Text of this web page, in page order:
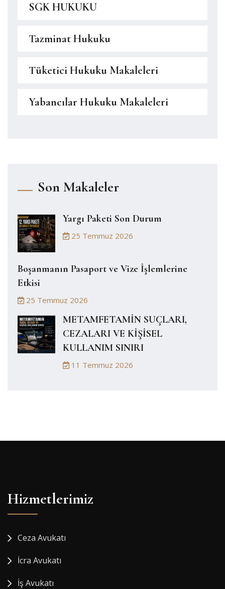
SGK HUKUKU
Tazminat Hukuku
Tüketici Hukuku Makaleleri
Yabancılar Hukuku Makaleleri
Son Makaleler
Yargı Paketi Son Durum
25 Temmuz 2026
Boşanmanın Pasaport ve Vize İşlemlerine
Etkisi
25 Temmuz 2026
METAMFETAMİN SUÇLARI,
CEZALARI VE KİŞİSEL
KULLANIM SINIRI
11 Temmuz 2026
Hizmetlerimiz
Ceza Avukatı
İcra Avukatı
İş Avukatı